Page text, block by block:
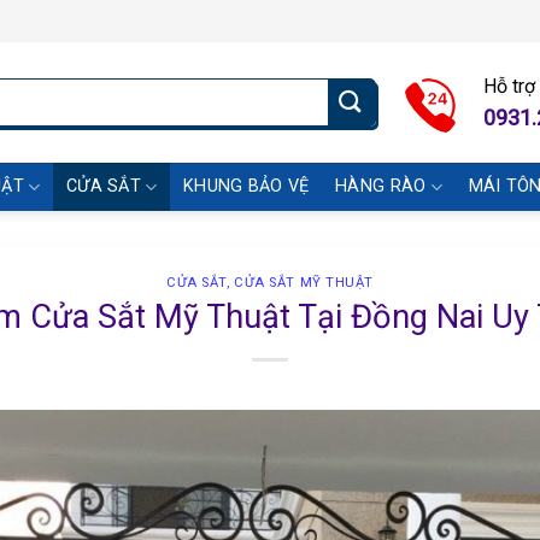
Hỗ
CỬA SẮT KHUNG BẢO VỆ HÀNG RÀO MÁI
CỬA SẮT, CỬA SẮT MỸ THUẬT
Cửa Sắt Mỹ Thuật Tại Đồng Nai Uy